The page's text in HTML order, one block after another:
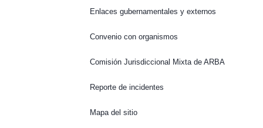
Enlaces gubernamentales y externos
Convenio con organismos
Comisión Jurisdiccional Mixta de ARBA
Reporte de incidentes
Mapa del sitio